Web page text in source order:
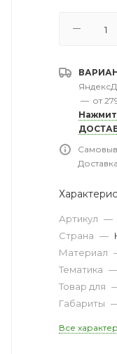
— от
Артикул —
Страна —
Материал
Тематика —
Товар для
Габариты
Все